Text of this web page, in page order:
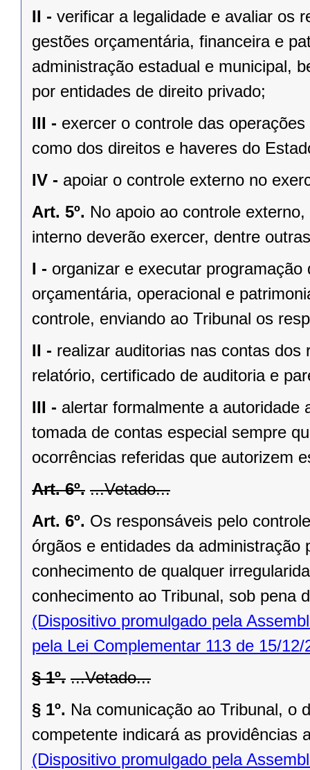
II - verificar a legalidade e avaliar os
gestões orçamentária, financeira e
administração estadual e municipal,
por entidades de direito privado;
III - exercer o controle das
como dos direitos e haveres do
IV - apoiar o controle externo no
Art. 5º. No apoio ao controle
interno deverão exercer, dentre
I - organizar e executar
orçamentária, operacional e
controle, enviando ao Tribunal os
II - realizar auditorias nas contas
relatório, certificado de auditoria e
III - alertar formalmente a autoridade
tomada de contas especial sempre
ocorrências referidas que autorizem
Art. 6º. ...Vetado...
Art. 6º. Os responsáveis pelo
órgãos e entidades da
conhecimento de qualquer
conhecimento ao Tribunal, sob pena
(Dispositivo promulgado pela
pela Lei Complementar 113 de 15/12/
§ 1º. ...Vetado...
§ 1º. Na comunicação ao Tribunal, o
competente indicará as providências
(Dispositivo promulgado pela